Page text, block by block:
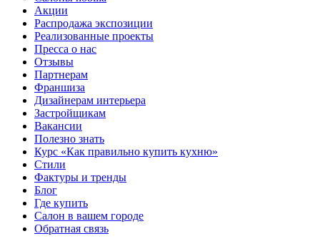
Акции
Распродажа экспозиции
Реализованные проекты
Пресса о нас
Отзывы
Партнерам
Франшиза
Дизайнерам интерьера
Застройщикам
Вакансии
Полезно знать
Курс «Как правильно купить кухню»
Cтили
Фактуры и тренды
Блог
Где купить
Салон в вашем городе
Обратная связь